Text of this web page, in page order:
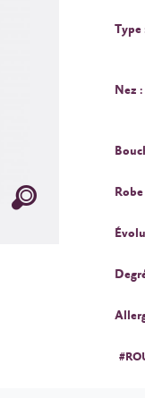
Type
Nez :
Robe